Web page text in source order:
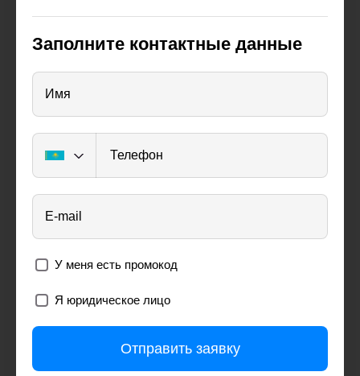
Заполните контактные данные
Имя
Телефон
E-mail
У меня есть промокод
Я юридическое лицо
Отправить заявку